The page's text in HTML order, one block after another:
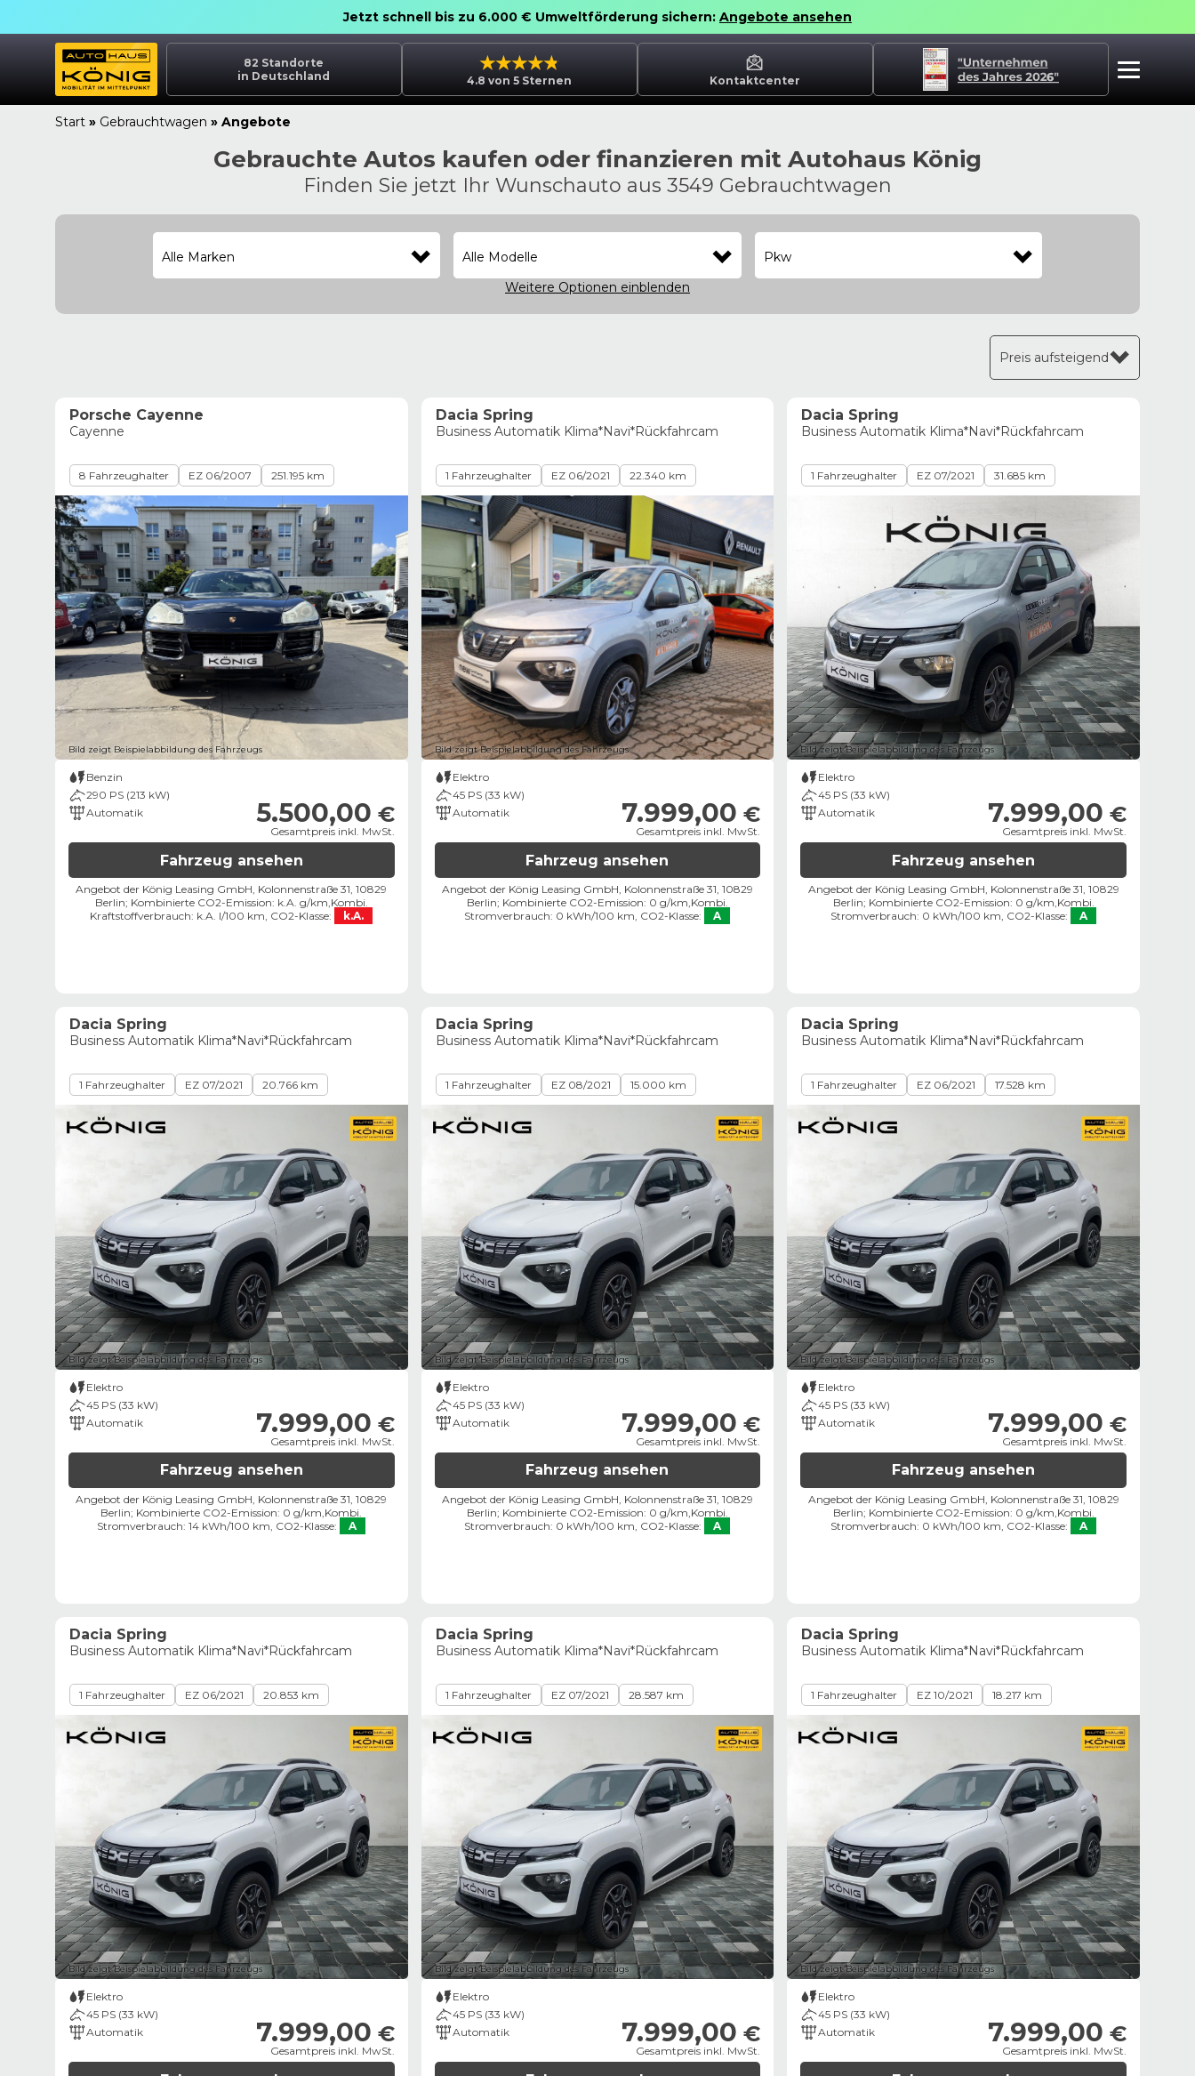
Jetzt schnell bis zu 6.000 € Umweltförderung sichern: Angebote ansehen
82 Standorte
in Deutschland
4.8 von 5 Sternen Kontaktcenter
Start » Gebrauchtwagen » Angebote
Gebrauchte Autos kaufen oder finanzieren mit Autohaus König
Finden Sie jetzt Ihr Wunschauto aus 3549 Gebrauchtwagen
Alle Marken Alle Modelle
Pkw
Weitere Optionen einblenden
Preis aufsteigend
Porsche Cayenne
Cayenne
8 Fahrzeughalter EZ 06/2007 251.195 km
Bild zeigt Beispielabbildung des Fahrzeugs
Benzin
290 PS (213 kW)
Automatik
5.500,00 €
Gesamtpreis inkl. MwSt.
Fahrzeug ansehen
Angebot der König Leasing GmbH, Kolonnenstraße 31, 10829
Berlin; Kombinierte CO2-Emission: k.A. g/km,Kombi.
Kraftstoffverbrauch: k.A. l/100 km, CO2-Klasse: k.A.
Dacia Spring
Business Automatik Klima*Navi*Rückfahrcam
1 Fahrzeughalter EZ 06/2021 22.340 km
Bild zeigt Beispielabbildung des Fahrzeugs
Elektro
45 PS (33 kW)
Automatik
7.999,00 €
Gesamtpreis inkl. MwSt.
Fahrzeug ansehen
Angebot der König Leasing GmbH, Kolonnenstraße 31, 10829
Berlin; Kombinierte CO2-Emission: 0 g/km,Kombi.
Stromverbrauch: 0 kWh/100 km, CO2-Klasse: A
Dacia Spring
Business Automatik Klima*Navi*Rückfahrcam
1 Fahrzeughalter EZ 07/2021 31.685 km
Bild zeigt Beispielabbildung des Fahrzeugs
Elektro
45 PS (33 kW)
Automatik
7.999,00 €
Gesamtpreis inkl. MwSt.
Fahrzeug ansehen
Angebot der König Leasing GmbH, Kolonnenstraße 31, 10829
Berlin; Kombinierte CO2-Emission: 0 g/km,Kombi.
Stromverbrauch: 0 kWh/100 km, CO2-Klasse: A
Dacia Spring
Business Automatik Klima*Navi*Rückfahrcam
1 Fahrzeughalter EZ 07/2021 20.766 km
Bild zeigt Beispielabbildung des Fahrzeugs
Elektro
45 PS (33 kW)
Automatik
7.999,00 €
Gesamtpreis inkl. MwSt.
Fahrzeug ansehen
Angebot der König Leasing GmbH, Kolonnenstraße 31, 10829
Berlin; Kombinierte CO2-Emission: 0 g/km, Kombi.
Stromverbrauch: 14 kWh/100 km, CO2-Klasse: A
Dacia Spring
Business Automatik Klima*Navi*Rückfahrcam
1 Fahrzeughalter EZ 08/2021 15.000 km
Bild zeigt Beispielabbildung des Fahrzeugs
Elektro
45 PS (33 kW)
Automatik
7.999,00 €
Gesamtpreis inkl. MwSt.
Fahrzeug ansehen
Angebot der König Leasing GmbH, Kolonnenstraße 31, 10829
Berlin; Kombinierte CO2-Emission: 0 g/km, Kombi.
Stromverbrauch: 0 kWh/100 km, CO2-Klasse: A
Dacia Spring
Business Automatik Klima*Navi*Rückfahrcam
1 Fahrzeughalter EZ 06/2021 17.528 km
Bild zeigt Beispielabbildung des Fahrzeugs
Elektro
45 PS (33 kW)
Automatik
7.999,00 €
Gesamtpreis inkl. MwSt.
Fahrzeug ansehen
Angebot der König Leasing GmbH, Kolonnenstraße 31, 10829
Berlin; Kombinierte CO2-Emission: 0 g/km, Kombi.
Stromverbrauch: 0 kWh/100 km, CO2-Klasse: A
Dacia Spring
Business Automatik Klima*Navi*Rückfahrcam
1 Fahrzeughalter EZ 06/2021 20.853 km
Bild zeigt Beispielabbildung des Fahrzeugs
Elektro
45 PS (33 kW)
Automatik
7.999,00 €
Gesamtpreis inkl. MwSt.
Dacia Spring
Business Automatik Klima*Navi*Rückfahrcam
1 Fahrzeughalter EZ 07/2021 28.587 km
Bild zeigt Beispielabbildung des Fahrzeugs
Elektro
45 PS (33 kW)
Automatik
7.999,00 €
Gesamtpreis inkl. MwSt.
Dacia Spring
Business Automatik Klima*Navi*Rückfahrcam
1 Fahrzeughalter EZ 10/2021 18.217 km
Bild zeigt Beispielabbildung des Fahrzeugs
Elektro
45 PS (33 kW)
Automatik
7.999,00 €
Gesamtpreis inkl. MwSt.